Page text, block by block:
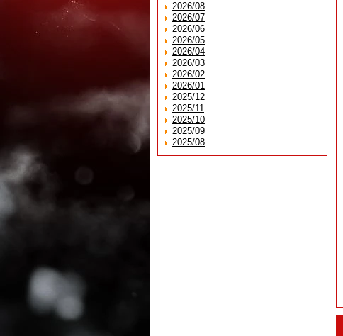
2026/08
2026/07
2026/06
2026/05
2026/04
2026/03
2026/02
2026/01
2025/12
2025/11
2025/10
2025/09
2025/08